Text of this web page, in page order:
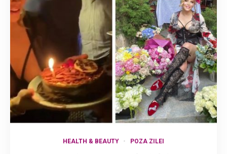
HEALTH & BEAUTY POZA ZILEI